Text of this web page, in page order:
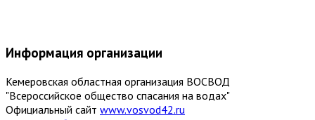
Информация организации
Кемеровская областная организация ВОСВОД
"Всероссийское общество спасания на водах"
Официальный сайт www.vosvod42.ru